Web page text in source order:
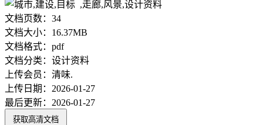
文档页数： 34
文档大小： 16.37MB
文档格式： pdf
文档分类： 设计资料
上传会员： 清味.
上传日期： 2026-01-27
最后更新： 2026-01-27
获取高清文档